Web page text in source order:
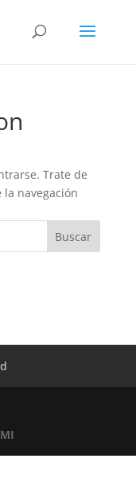
Trate de
navegación